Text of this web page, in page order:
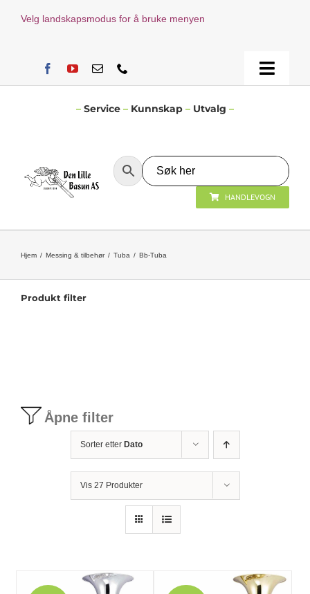
Velg landskapsmodus for å bruke menyen
Toggle
Instrumenter og tilbehør
Bager/ etuier
– Service – Kunnskap – Utvalg –
HANDLEVOGN
Hjem Messing & tilbehør Tuba Bb-Tuba
Åpne filter
Sorter etter Dato
Vis 27 Produkter
Produkt filter